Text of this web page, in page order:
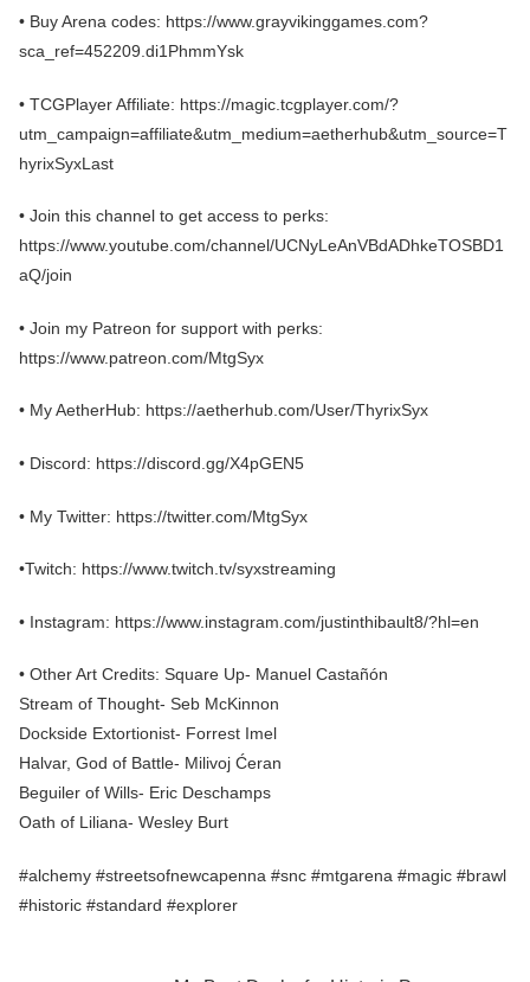
• Buy Arena codes: https://www.grayvikinggames.com?
sca_ref=452209.di1PhmmYsk
• TCGPlayer Affiliate: https://magic.tcgplayer.com/?
utm_campaign=affiliate&utm_medium=aetherhub&utm_source=T
hyrixSyxLast
• Join this channel to get access to perks:
https://www.youtube.com/channel/UCNyLeAnVBdADhkeTOSBD1
aQ/join
• Join my Patreon for support with perks:
https://www.patreon.com/MtgSyx
• My AetherHub: https://aetherhub.com/User/ThyrixSyx
• Discord: https://discord.gg/X4pGEN5
• My Twitter: https://twitter.com/MtgSyx
•Twitch: https://www.twitch.tv/syxstreaming
• Instagram: https://www.instagram.com/justinthibault8/?hl=en
• Other Art Credits: Square Up- Manuel Castañón
Stream of Thought- Seb McKinnon
Dockside Extortionist- Forrest Imel
Halvar, God of Battle- Milivoj Ćeran
Beguiler of Wills- Eric Deschamps
Oath of Liliana- Wesley Burt
#alchemy #streetsofnewcapenna #snc #mtgarena #magic #brawl
#historic #standard #explorer